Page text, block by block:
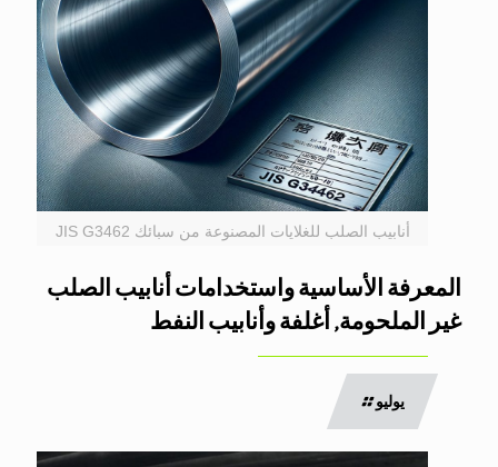
أنابيب الصلب للغلايات المصنوعة من سبائك JIS G3462
المعرفة الأساسية واستخدامات أنابيب الصلب
غير الملحومة, أغلفة وأنابيب النفط
يوليو